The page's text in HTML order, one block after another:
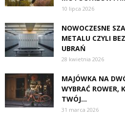
10 lipca 2026
NOWOCZESNE
METALU CZYLI
UBRAŃ
28 kwietnia 2026
MAJÓWKA NA
WYBRAĆ ROWER,
TWÓJ...
31 marca 2026